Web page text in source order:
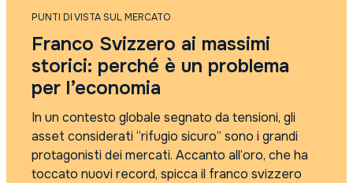
PUNTI DI VISTA SUL MERCATO
Franco Svizzero ai massimi
storici: perché è un problema
per l’economia
In un contesto globale segnato da tensioni, gli
asset considerati “rifugio sicuro” sono i grandi
protagonisti dei mercati. Accanto all’oro, che ha
toccato nuovi record, spicca il franco svizzero